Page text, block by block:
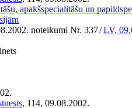
apakšspecialitāšu un
noteikumi Nr. 337/LV,
, 114, 09.08.2002.